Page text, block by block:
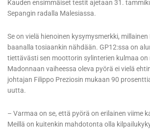
Kauden ensimmäiset testit ajetaan 31.
Sepangin radalla Malesiassa.
Se on vielä hienoinen kysymysmerkki,
baanalla tosiaankin nähdään. GP12:ssa on
tiettävästi sen moottorin sylinterien kulmaa
Madonnaan vaiheessa oleva pyörä ei vielä
johtajan Filippo Preziosin mukaan 90
uutta.
– Varmaa on se, että pyörä on erilainen viime
Meillä on kuitenkin mahdotonta olla